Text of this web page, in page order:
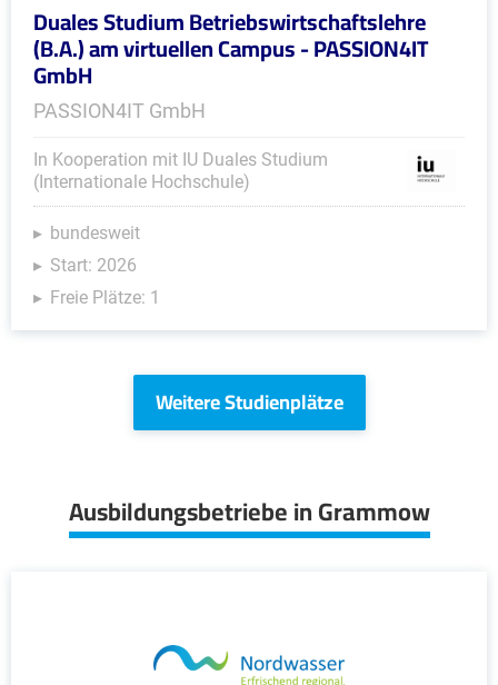
Duales Studium Betriebswirtschaftslehre
(B.A.) am virtuellen Campus - PASSION4IT
GmbH
PASSION4IT GmbH
In Kooperation mit IU Duales Studium
(Internationale Hochschule)
bundesweit
Start: 2026
Freie Plätze: 1
Weitere Studienplätze
Ausbildungsbetriebe in Grammow